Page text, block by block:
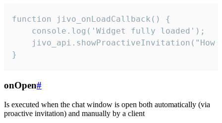
function jivo_onLoadCallback() {
    console.log('Widget fully loaded');
jivo_api.showProactiveInvitation("How
}
onOpen#
Is executed when the chat window is open both automatically (via
proactive invitation) and manually by a client